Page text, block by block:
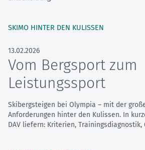
SKIMO HINTER DEN KULISSEN
13.02.2026
Vom Bergsport zum
Leistungssport
Skibergsteigen bei Olympia – mit der
Anforderungen hinter den Kulissen. In
DAV liefern: Kriterien, Trainingsdiagnostik,